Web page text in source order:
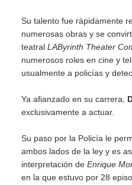
Su talento fue rápidamente
numerosas obras y se
teatral LAByrinth Theater
numerosos roles en cine y
usualmente a policías y
Ya afianzado en su carrera,
exclusivamente a actuar.
Su paso por la Policía le
ambos lados de la ley y es
interpretación de Enrique
en la que estuvo por 28